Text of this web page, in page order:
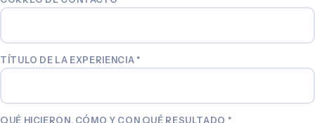
TÍTULO DE LA EXPERIENCIA *
QUÉ HICIERON, CÓMO Y CON QUÉ RESULTADO *